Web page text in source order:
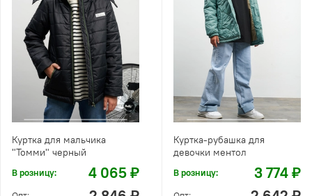
Куртка для мальчика
"Томми" черный
В розницу: 4 065 ₽
Куртка-рубашка для
девочки ментол
В розницу: 3 774 ₽